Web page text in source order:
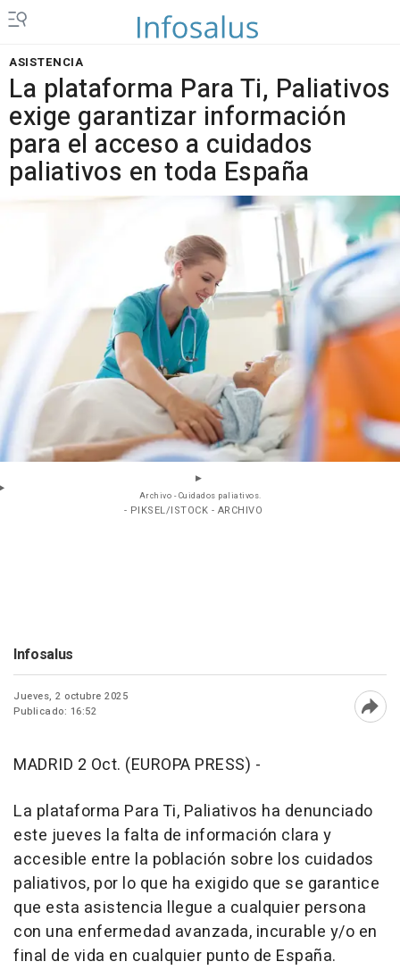
ASISTENCIA
La plataforma Para Ti, Paliativos
exige garantizar información
para el acceso a cuidados
paliativos en toda España
Archivo - Cuidados paliativos.
- PIKSEL/ISTOCK - ARCHIVO
Infosalus
Jueves, 2 octubre 2025
Publicado: 16:52
MADRID 2 Oct. (EUROPA PRESS) -
La plataforma Para Ti, Paliativos ha denunciado
este jueves la falta de información clara y
accesible entre la población sobre los cuidados
paliativos, por lo que ha exigido que se garantice
que esta asistencia llegue a cualquier persona
con una enfermedad avanzada, incurable y/o en
final de vida en cualquier punto de España.